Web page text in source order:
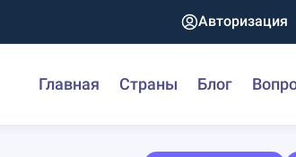
Авторизация
Главная Страны Блог